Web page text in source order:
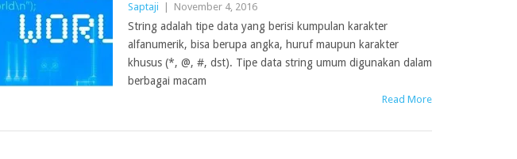
Saptaji November 4, 2016
String adalah tipe data yang berisi kumpulan karakter
alfanumerik, bisa berupa angka, huruf maupun karakter
khusus (*, @, #, dst). Tipe data string umum digunakan dalam
berbagai macam
Read More